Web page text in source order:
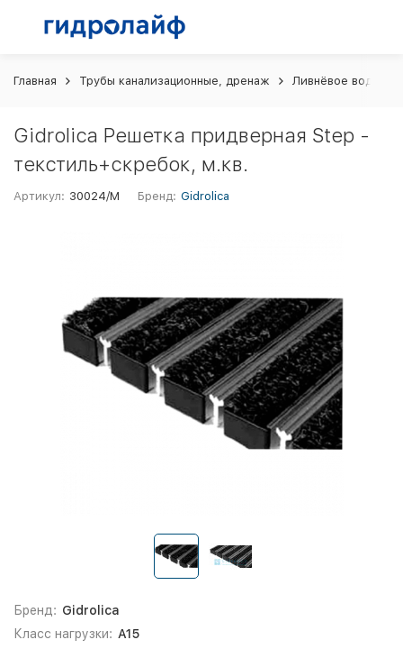
Главная Трубы канализационные, дренаж Ливнёвое
Gidrolica Решетка придверная Step -
текстиль+скребок, м.кв.
Артикул: 30024/М Бренд: Gidrolica
Бренд: Gidrolica
Класс нагрузки: A15